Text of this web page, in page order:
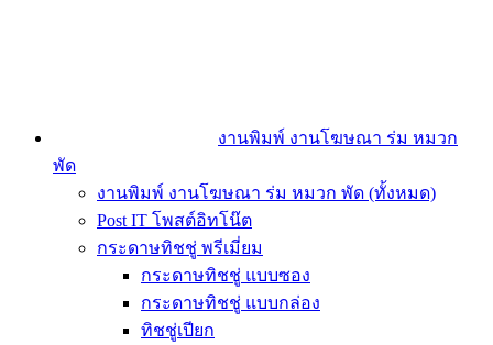
งานพิมพ์ งานโฆษณา ร่ม หมวก
พัด
งานพิมพ์ งานโฆษณา ร่ม หมวก พัด (ทั้งหมด)
Post IT โพสต์อิทโน๊ต
กระดาษทิชชู่ พรีเมี่ยม
กระดาษทิชชู่ แบบซอง
กระดาษทิชชู่ แบบกล่อง
ทิชชู่เปียก